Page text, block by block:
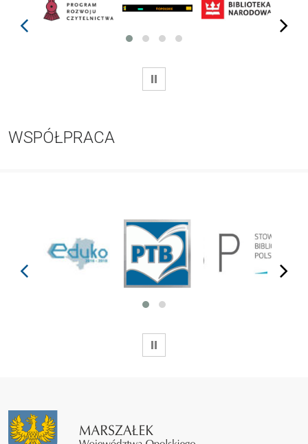
prev next
WSTRZYMAJ
WSPÓŁPRACA
prev next
WSTRZYMAJ